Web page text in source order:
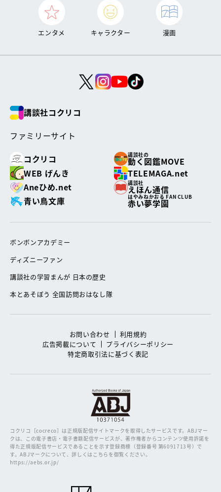
エンタメ キャラクター 漫画
講談社コクリコ
ファミリーサイト
コクリコ
講談社の
動く図鑑MOVE
WEB げんき
TELEMAGA.net
Aneひめ.net
講談社
えほん通信
青い鳥文庫
はやみねかおる FAN CLUB
赤い夢学園
ボンボンアカデミー
ディズニーファン
講談社の学習まんが 日本の歴史
本とあそぼう 全国訪問おはなし隊
お問い合わせ
利用規約
広告掲載について
プライバシーポリシー
特定商取引法に基づく表記
コクリコ［cocreco］は正規版配信サイトマークを取得したサービスです。ABJマー
クは、この電子書店・電子書籍配信サービスが、著作権者からコンテンツ使用許諾を
得た正規版配信サービスであることを示す登録商標（登録番号 第6091713号）で
す。ABJマークについて、詳しくはこちらを御覧ください。
https://aebs.or.jp/